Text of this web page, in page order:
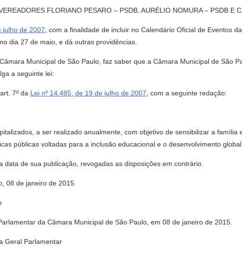
FLORIANO PESARO – PSDB, AURÉLIO NOMURA – PSDB E
julho de 2007 , com a finalidade de incluir no Calendário Oficial de Eventos
dia 27 de maio, e dá outras providências.
Municipal de São Paulo, faz saber que a Câmara Municipal de São
a seguinte lei:
7º da Lei nº 14.485, de 19 de julho de 2007 , com a seguinte redação:
a ser realizado anualmente, com objetivo de sensibilizar a
públicas voltadas para a inclusão educacional e o desenvolvimento
data de sua publicação, revogadas as disposições em contrário.
08 de janeiro de 2015.
da Câmara Municipal de São Paulo, em 08 de janeiro de 2015.
Geral Parlamentar